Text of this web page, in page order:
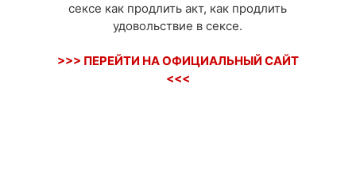
сексе как продлить акт, как продлить
удовольствие в сексе.
>>> ПЕРЕЙТИ НА ОФИЦИАЛЬНЫЙ САЙТ
<<<